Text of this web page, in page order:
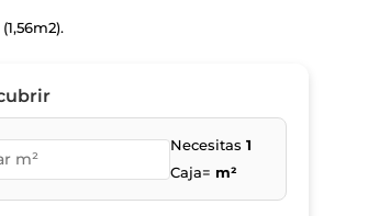
Necesitas 1
Caja= m²